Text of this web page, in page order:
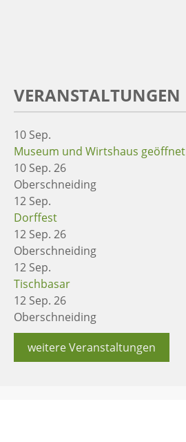
VERANSTALTUNGEN
10 Sep.
Museum und Wirtshaus geöffnet
10 Sep. 26
Oberschneiding
12 Sep.
Dorffest
12 Sep. 26
Oberschneiding
12 Sep.
Tischbasar
12 Sep. 26
Oberschneiding
weitere Veranstaltungen